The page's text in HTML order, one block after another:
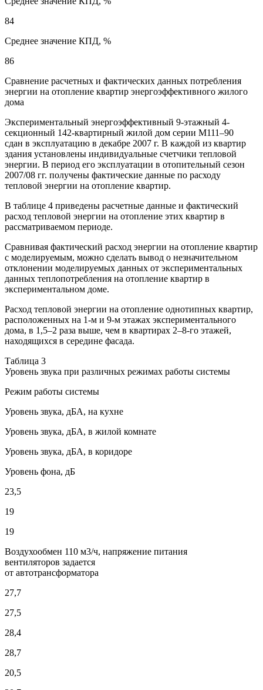
84
Среднее значение КПД, %
86
Сравнение расчетных и фактических данных потребления
энергии на отопление квартир энергоэффективного жилого
дома
Экспериментальный энергоэффективный 9-этажный 4-
секционный 142-квартирный жилой дом серии М111–90
сдан в эксплуатацию в декабре 2007 г. В каждой из квартир
здания установлены индивидуальные счетчики тепловой
энергии. В период его эксплуатации в отопительный сезон
2007/08 гг. получены фактические данные по расходу
тепловой энергии на отопление квартир.
В таблице 4 приведены расчетные данные и фактический
расход тепловой энергии на отопление этих квартир в
рассматриваемом периоде.
Сравнивая фактический расход энергии на отопление квартир
с моделируемым, можно сделать вывод о незначительном
отклонении моделируемых данных от экспериментальных
данных теплопотребления на отопление квартир в
экспериментальном доме.
Расход тепловой энергии на отопление однотипных квартир,
расположенных на 1-м и 9-м этажах экспериментального
дома, в 1,5–2 раза выше, чем в квартирах 2–8-го этажей,
находящихся в середине фасада.
Таблица 3
Уровень звука при различных режимах работы системы
Режим работы системы
Уровень звука, дБА, на кухне
Уровень звука, дБА, в жилой комнате
Уровень звука, дБА, в коридоре
Уровень фона, дБ
23,5
19
19
Воздухообмен 110 м3/ч, напряжение питания
вентиляторов задается
от автотрансформатора
27,7
27,5
28,4
28,7
20,5